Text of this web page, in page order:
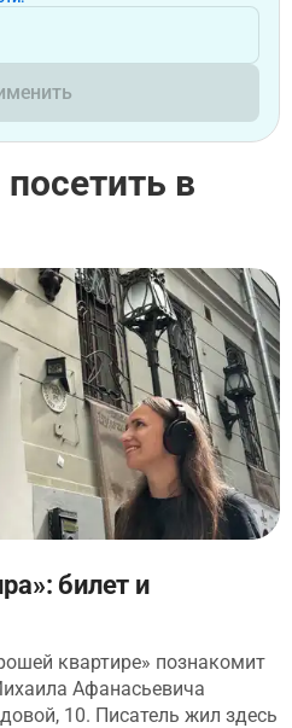
в
билет и
квартире» познакомит
Афанасьевича
10. Писатель жил здесь